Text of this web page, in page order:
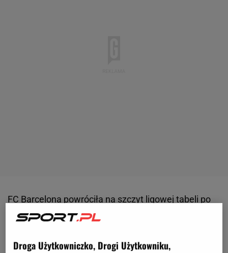
FC Barcelona powróciła na szczyt ligowej tabeli po
zwycięstwie 3:0 nadLevante
Jonga oraz Fermina pozwoliły "Dumie Katalonii"
Droga Użytkowniczko, Drogi Użytkowniku,